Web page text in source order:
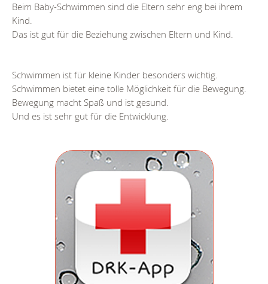
Beim Baby-Schwimmen sind die Eltern sehr eng bei ihrem
Kind.
Das ist gut für die Beziehung zwischen Eltern und Kind.
Schwimmen ist für kleine Kinder besonders wichtig.
Schwimmen bietet eine tolle Möglichkeit für die Bewegung.
Bewegung macht Spaß und ist gesund.
Und es ist sehr gut für die Entwicklung.